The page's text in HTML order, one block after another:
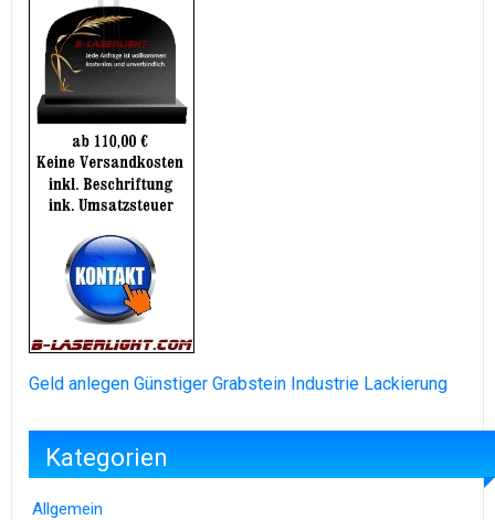
Geld anlegen Günstiger Grabstein Industrie Lackierung
Kategorien
Allgemein